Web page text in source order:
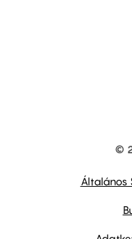
©
Általános